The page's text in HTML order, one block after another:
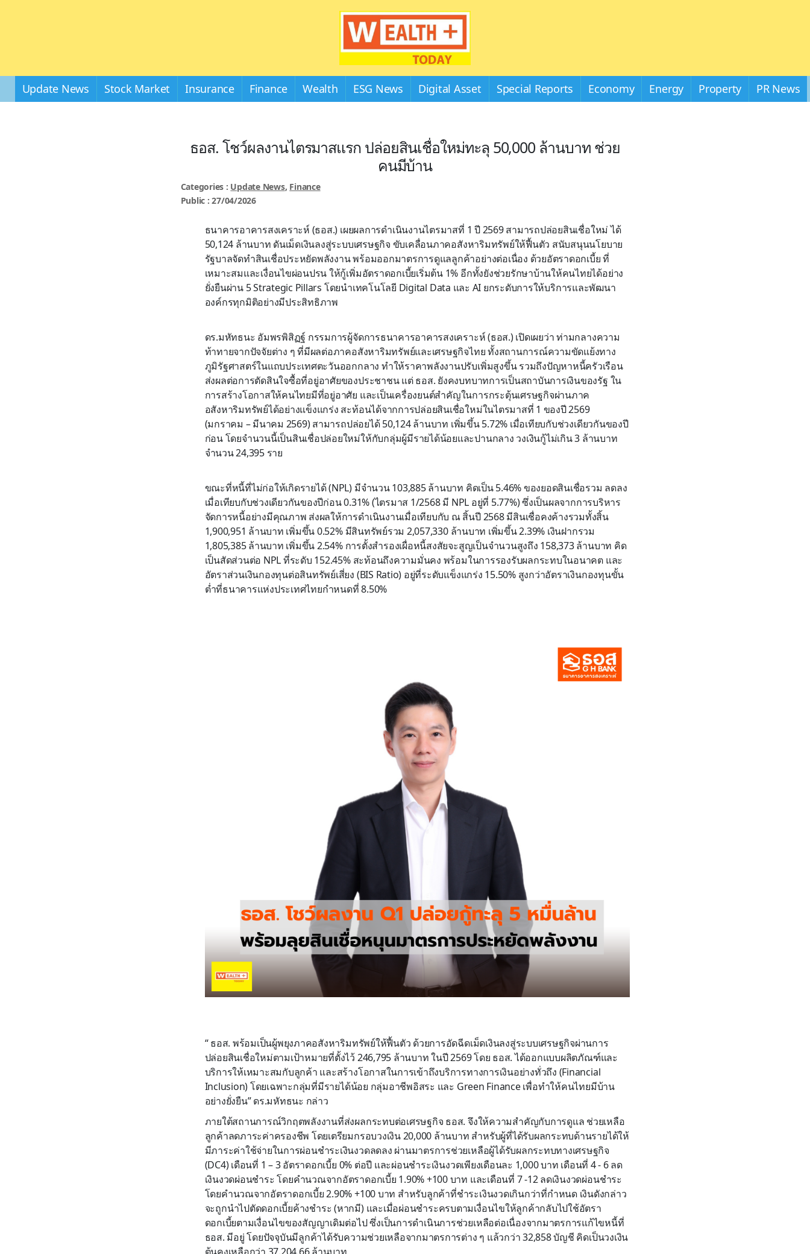
Update News Stock Market Insurance Finance Wealth ESG News Digital Asset Special Reports Economy Energy Property PR News
ธอส. โชว์ผลงานไตรมาสแรก ปล่อยสินเชื่อใหม่ทะลุ 50,000 ล้านบาท ช่วย
คนมีบ้าน
Categories : Update News, Finance
Public : 27/04/2026
ธนาคารอาคารสงเคราะห์ (ธอส.) เผยผลการดำเนินงานไตรมาสที่ 1 ปี 2569 สามารถปล่อยสินเชื่อใหม่ ได้
50,124 ล้านบาท ดันเม็ดเงินลงสู่ระบบเศรษฐกิจ ขับเคลื่อนภาคอสังหาริมทรัพย์ให้ฟื้นตัว สนับสนุนนโยบาย
รัฐบาลจัดทำสินเชื่อประหยัดพลังงาน พร้อมออกมาตรการดูแลลูกค้าอย่างต่อเนื่อง ด้วยอัตราดอกเบี้ย ที่
เหมาะสมและเงื่อนไขผ่อนปรน ให้กู้เพิ่มอัตราดอกเบี้ยเริ่มต้น 1% อีกทั้งยังช่วยรักษาบ้านให้คนไทยได้อย่าง
ยั่งยืนผ่าน 5 Strategic Pillars โดยนำเทคโนโลยี Digital Data และ AI ยกระดับการให้บริการและพัฒนา
องค์กรทุกมิติอย่างมีประสิทธิภาพ
ดร.มหัทธนะ อัมพรพิสิฏฐ์ กรรมการผู้จัดการธนาคารอาคารสงเคราะห์ (ธอส.) เปิดเผยว่า ท่ามกลางความ
ท้าทายจากปัจจัยต่าง ๆ ที่มีผลต่อภาคอสังหาริมทรัพย์และเศรษฐกิจไทย ทั้งสถานการณ์ความขัดแย้งทาง
ภูมิรัฐศาสตร์ในแถบประเทศตะวันออกกลาง ทำให้ราคาพลังงานปรับเพิ่มสูงขึ้น รวมถึงปัญหาหนี้ครัวเรือน
ส่งผลต่อการตัดสินใจซื้อที่อยู่อาศัยของประชาชน แต่ ธอส. ยังคงบทบาทการเป็นสถาบันการเงินของรัฐ ใน
การสร้างโอกาสให้คนไทยมีที่อยู่อาศัย และเป็นเครื่องยนต์สำคัญในการกระตุ้นเศรษฐกิจผ่านภาค
อสังหาริมทรัพย์ได้อย่างแข็งแกร่ง สะท้อนได้จากการปล่อยสินเชื่อใหม่ในไตรมาสที่ 1 ของปี 2569
(มกราคม – มีนาคม 2569) สามารถปล่อยได้ 50,124 ล้านบาท เพิ่มขึ้น 5.72% เมื่อเทียบกับช่วงเดียวกันของปี
ก่อน โดยจำนวนนี้เป็นสินเชื่อปล่อยใหม่ให้กับกลุ่มผู้มีรายได้น้อยและปานกลาง วงเงินกู้ไม่เกิน 3 ล้านบาท
จำนวน 24,395 ราย
ขณะที่หนี้ที่ไม่ก่อให้เกิดรายได้ (NPL) มีจำนวน 103,885 ล้านบาท คิดเป็น 5.46% ของยอดสินเชื่อรวม ลดลง
เมื่อเทียบกับช่วงเดียวกันของปีก่อน 0.31% (ไตรมาส 1/2568 มี NPL อยู่ที่ 5.77%) ซึ่งเป็นผลจากการบริหาร
จัดการหนี้อย่างมีคุณภาพ ส่งผลให้การดำเนินงานเมื่อเทียบกับ ณ สิ้นปี 2568 มีสินเชื่อคงค้างรวมทั้งสิ้น
1,900,951 ล้านบาท เพิ่มขึ้น 0.52% มีสินทรัพย์รวม 2,057,330 ล้านบาท เพิ่มขึ้น 2.39% เงินฝากรวม
1,805,385 ล้านบาท เพิ่มขึ้น 2.54% การตั้งสำรองเผื่อหนี้สงสัยจะสูญเป็นจำนวนสูงถึง 158,373 ล้านบาท คิด
เป็นสัดส่วนต่อ NPL ที่ระดับ 152.45% สะท้อนถึงความมั่นคง พร้อมในการรองรับผลกระทบในอนาคต และ
อัตราส่วนเงินกองทุนต่อสินทรัพย์เสี่ยง (BIS Ratio) อยู่ที่ระดับแข็งแกร่ง 15.50% สูงกว่าอัตราเงินกองทุนขั้น
ต่ำที่ธนาคารแห่งประเทศไทยกำหนดที่ 8.50%
“ ธอส. พร้อมเป็นผู้พยุงภาคอสังหาริมทรัพย์ให้ฟื้นตัว ด้วยการอัดฉีดเม็ดเงินลงสู่ระบบเศรษฐกิจผ่านการ
ปล่อยสินเชื่อใหม่ตามเป้าหมายที่ตั้งไว้ 246,795 ล้านบาท ในปี 2569 โดย ธอส. ได้ออกแบบผลิตภัณฑ์และ
บริการให้เหมาะสมกับลูกค้า และสร้างโอกาสในการเข้าถึงบริการทางการเงินอย่างทั่วถึง (Financial
Inclusion) โดยเฉพาะกลุ่มที่มีรายได้น้อย กลุ่มอาชีพอิสระ และ Green Finance เพื่อทำให้คนไทยมีบ้าน
อย่างยั่งยืน” ดร.มหัทธนะ กล่าว
ภายใต้สถานการณ์วิกฤตพลังงานที่ส่งผลกระทบต่อเศรษฐกิจ ธอส. จึงให้ความสำคัญกับการดูแล ช่วยเหลือ
ลูกค้าลดภาระค่าครองชีพ โดยเตรียมกรอบวงเงิน 20,000 ล้านบาท สำหรับผู้ที่ได้รับผลกระทบด้านรายได้ให้
มีภาระค่าใช้จ่ายในการผ่อนชำระเงินงวดลดลง ผ่านมาตรการช่วยเหลือผู้ได้รับผลกระทบทางเศรษฐกิจ
(DC4) เดือนที่ 1 – 3 อัตราดอกเบี้ย 0% ต่อปี และผ่อนชำระเงินงวดเพียงเดือนละ 1,000 บาท เดือนที่ 4 - 6 ลด
เงินงวดผ่อนชำระ โดยคำนวณจากอัตราดอกเบี้ย 1.90% +100 บาท และเดือนที่ 7 -12 ลดเงินงวดผ่อนชำระ
โดยคำนวณจากอัตราดอกเบี้ย 2.90% +100 บาท สำหรับลูกค้าที่ชำระเงินงวดเกินกว่าที่กำหนด เงินดังกล่าว
จะถูกนำไปตัดดอกเบี้ยค้างชำระ (หากมี) และเมื่อผ่อนชำระครบตามเงื่อนไขให้ลูกค้ากลับไปใช้อัตรา
ดอกเบี้ยตามเงื่อนไขของสัญญาเดิมต่อไป ซึ่งเป็นการดำเนินการช่วยเหลือต่อเนื่องจากมาตรการแก้ไขหนี้ที่
ธอส. มีอยู่ โดยปัจจุบันมีลูกค้าได้รับความช่วยเหลือจากมาตรการต่าง ๆ แล้วกว่า 32,858 บัญชี คิดเป็นวงเงิน